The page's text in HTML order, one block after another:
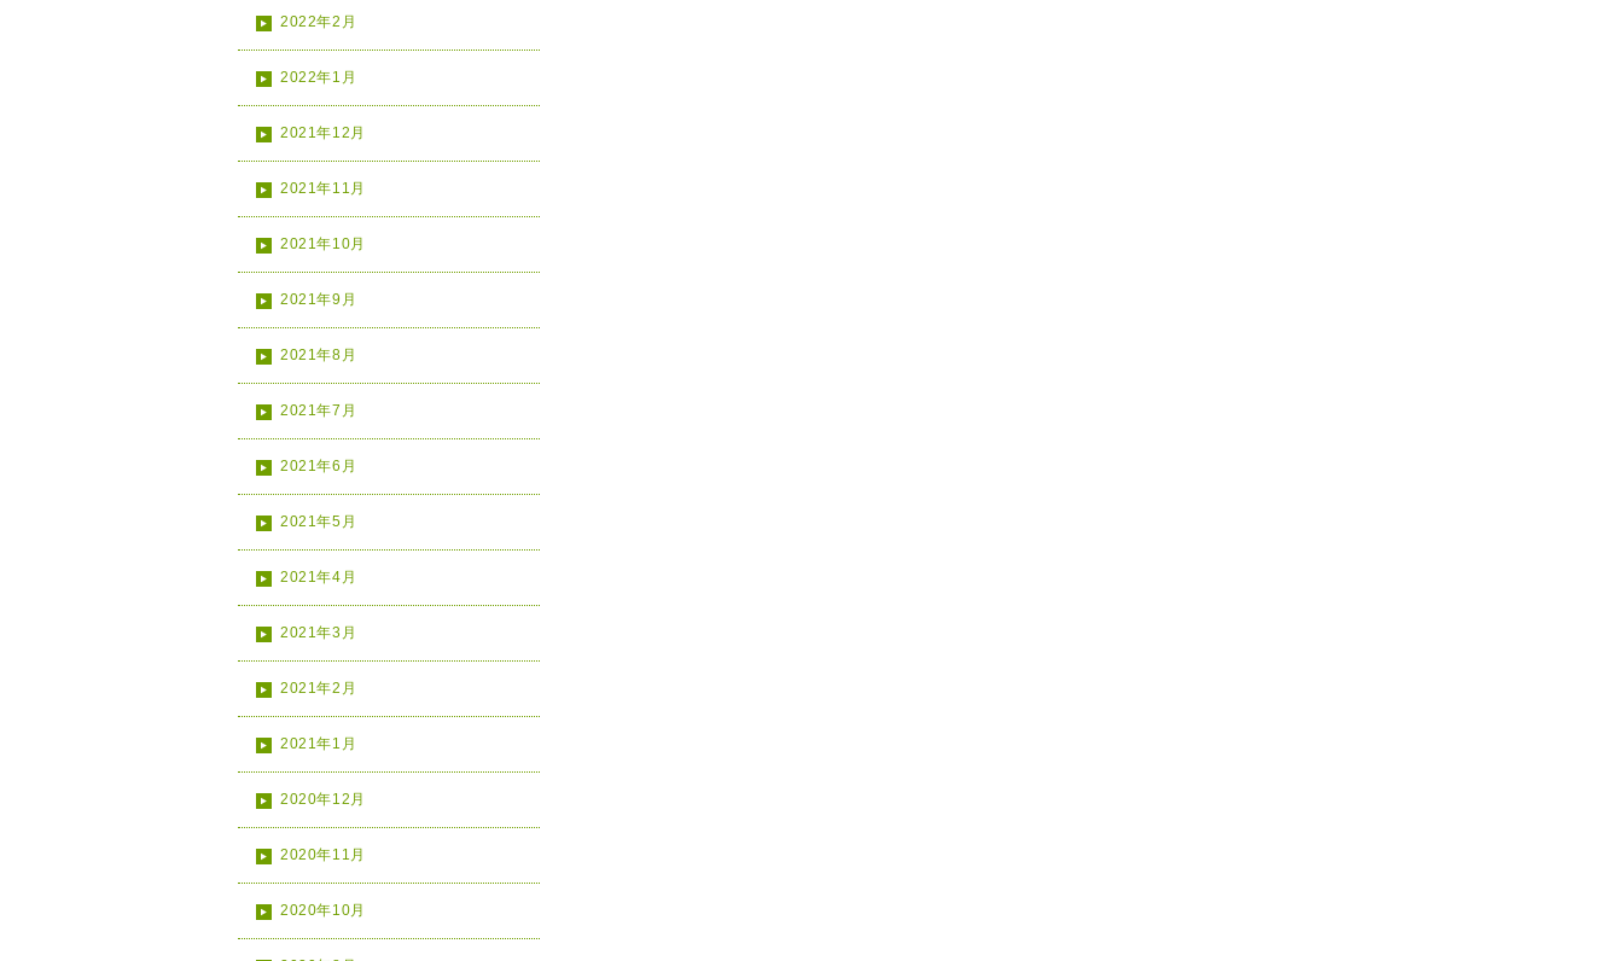
2022年2月
2022年1月
2021年12月
2021年11月
2021年10月
2021年9月
2021年8月
2021年7月
2021年6月
2021年5月
2021年4月
2021年3月
2021年2月
2021年1月
2020年12月
2020年11月
2020年10月